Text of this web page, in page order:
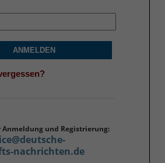
ANMELDEN
und Registrierung:
nachrichten.de